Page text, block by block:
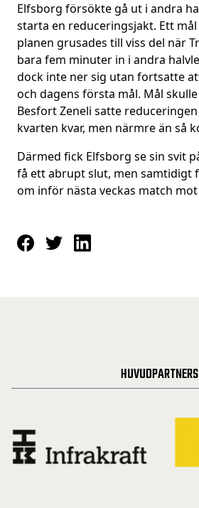
Elfsborg försökte gå ut i andra
starta en reduceringsjakt. Ett
planen grusades till viss del när
bara fem minuter in i andra
dock inte ner sig utan fortsatte
och dagens första mål. Mål
Besfort Zeneli satte
kvarten kvar, men närmre än så
Därmed fick Elfsborg se sin svit
få ett abrupt slut, men samtidigt
om inför nästa veckas match mot
HUVUDPARTNERS